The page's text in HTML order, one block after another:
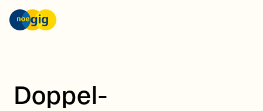
nöGIG – unser Netz. unsere Zukunft.
Doppel-